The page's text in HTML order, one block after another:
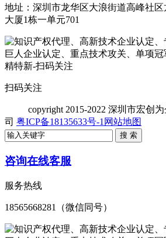
地址：深圳市龙华区大浪街道高峰社
大厦1栋一单元701
扫码关注
copyright 2015-2022 深圳市宏创
司 粤ICP备18135633号-1 网站地图
咨询在线客服
服务热线
18565668281（微信同号）